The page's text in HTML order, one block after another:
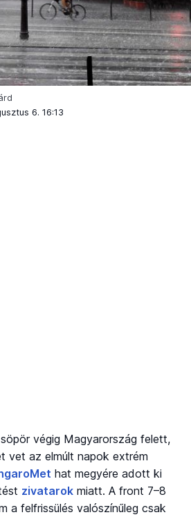
6. 16:13
végig Magyarország felett,
vet az elmúlt napok extrém
hat megyére adott ki
zivatarok miatt. A front 7–8
a felfrissülés valószínűleg csak